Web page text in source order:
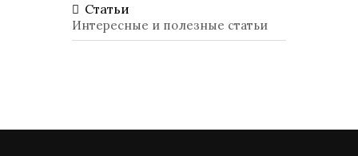
Статьи
Интересные и полезные статьи